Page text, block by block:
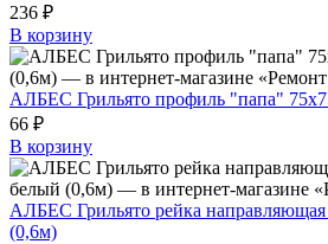
236 ₽
В корзину
АЛБЕС Грильято профиль "папа"
66 ₽
В корзину
АЛБЕС Грильято рейка
(0,6м)